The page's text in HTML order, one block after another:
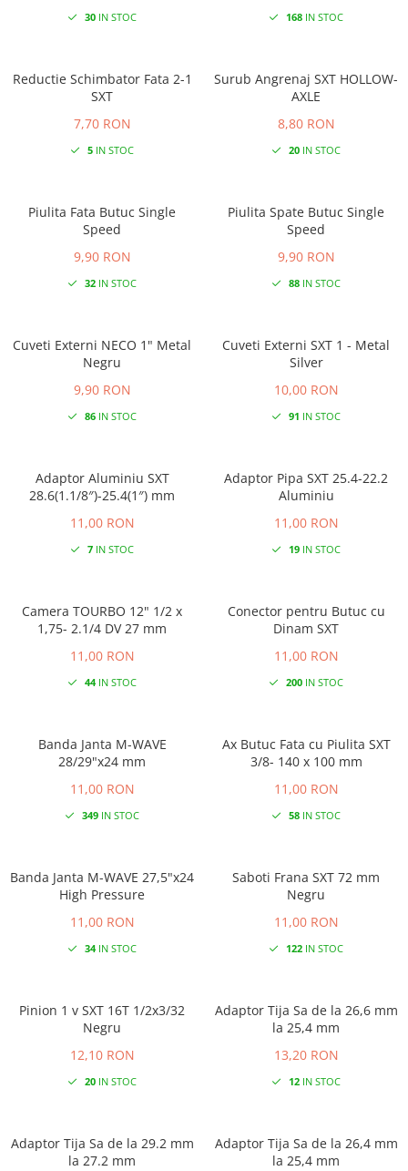
30IN STOC 168IN STOC
Reductie Schimbator Fata 2-1
SXT
7,70 RON
5IN STOC
Surub Angrenaj SXT HOLLOW-
AXLE
8,80 RON
20IN STOC
Piulita Fata Butuc Single
Speed
9,90 RON
32IN STOC
Piulita Spate Butuc Single
Speed
9,90 RON
88IN STOC
Cuveti Externi NECO 1" Metal
Negru
9,90 RON
86IN STOC
Cuveti Externi SXT 1 - Metal
Silver
10,00 RON
91 IN STOC
Adaptor Aluminiu SXT
28.6(1.1/8″)-25.4(1″) mm
11,00 RON
7IN STOC
Adaptor Pipa SXT 25.4-22.2
Aluminiu
11,00 RON
19IN STOC
Camera TOURBO 12" 1/2 x
1,75- 2.1/4 DV 27 mm
11,00 RON
44IN STOC
Conector pentru Butuc cu
Dinam SXT
11,00 RON
200IN STOC
Banda Janta M-WAVE
28/29"x24 mm
11,00 RON
349IN STOC
Ax Butuc Fata cu Piulita SXT
3/8- 140 x 100 mm
11,00 RON
58IN STOC
Banda Janta M-WAVE 27,5"x24
High Pressure
11,00 RON
34IN STOC
Saboti Frana SXT 72 mm
Negru
11,00 RON
122IN STOC
Pinion 1 v SXT 16T 1/2x3/32
Negru
12,10 RON
20IN STOC
Adaptor Tija Sa de la 26,6 mm
la 25,4 mm
13,20 RON
12IN STOC
Adaptor Tija Sa de la 29.2 mm
la 27.2 mm
Adaptor Tija Sa de la 26,4 mm
la 25,4 mm